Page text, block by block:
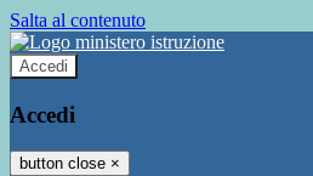
Salta al contenuto
Accedi
Accedi
button close ×